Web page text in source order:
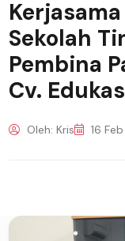
Sekolah
Pembina
Cv.
Oleh: Kris 16